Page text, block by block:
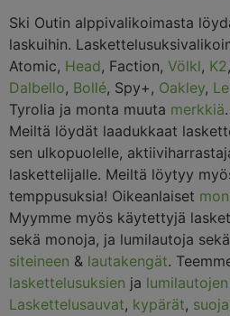
Ski Outin alppivalikoimasta
laskuihin.
Atomic, Head, Faction, Völkl, K2
Dalbello, Bollé, Spy+, Oakley,
Tyrolia ja monta muuta merkkiä.
Meiltä löydät laadukkaat
sen ulkopuolelle,
laskettelijalle. Meiltä löytyy
temppusuksia! Oikeanlaiset
Myymme myös käytettyjä
sekä monoja, ja lumilautoja
siteineen & lautakengät.
laskettelusuksien ja lumilautojen
Laskettelusauvat, kypärät,